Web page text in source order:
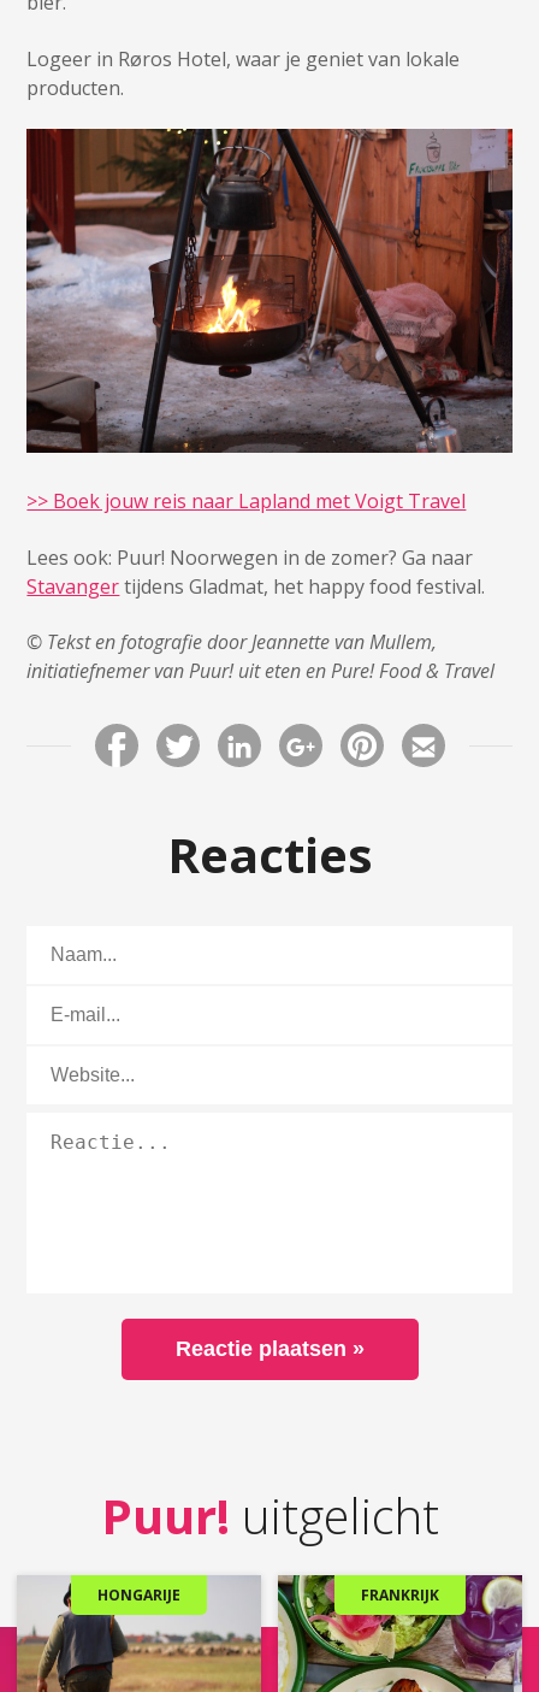
Logeer in Røros Hotel, waar je geniet van lokale
producten.
>> Boek jouw reis naar Lapland met Voigt Travel
Lees ook: Puur! Noorwegen in de zomer? Ga naar
Stavangertijdens Gladmat, het happy food festival.
© Tekst en fotografie door Jeannette van Mullem,
initiatiefnemer van Puur! uit eten en Pure! Food & Travel
Reacties
Puur! uitgelicht
HONGARIJE FRANKRIJK